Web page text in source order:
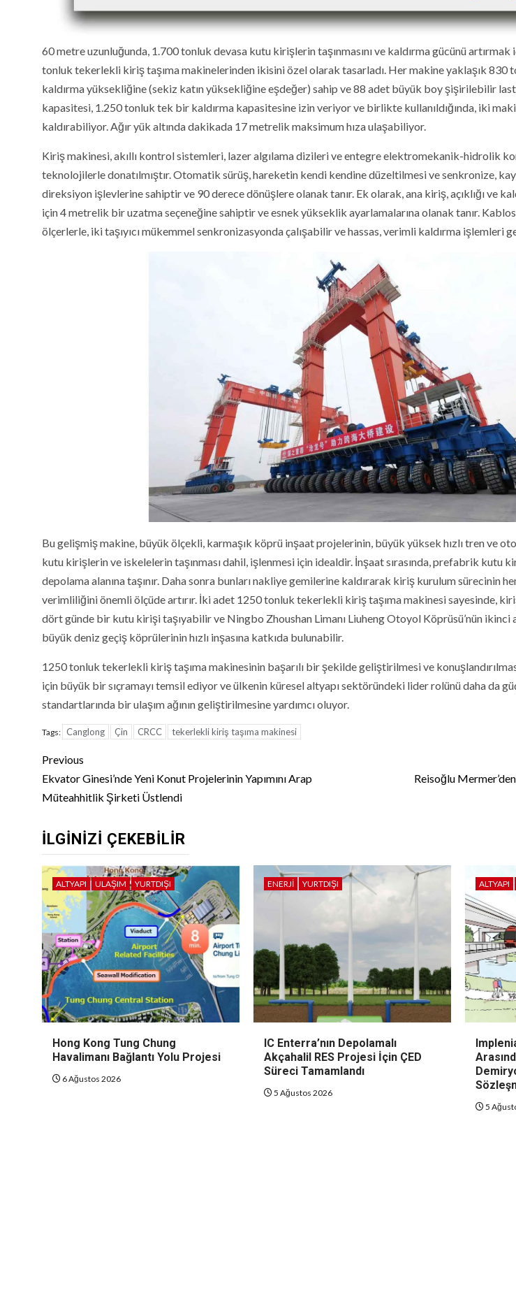
60 metre uzunluğunda, 1.700 tonluk devasa kutu kirişlerin taşınmasını ve kaldırma gücünü artırmak
tonluk tekerlekli kiriş taşıma makinelerinden ikisini özel olarak tasarladı. Her makine yaklaşık 830
kaldırma yüksekliğine (sekiz katın yüksekliğine eşdeğer) sahip ve 88 adet büyük boy şişirilebilir
kapasitesi, 1.250 tonluk tek bir kaldırma kapasitesine izin veriyor ve birlikte kullanıldığında, iki
kaldırabiliyor. Ağır yük altında dakikada 17 metrelik maksimum hıza ulaşabiliyor.
Kiriş makinesi, akıllı kontrol sistemleri, lazer algılama dizileri ve entegre elektromekanik-hidrolik
teknolojilerle donatılmıştır. Otomatik sürüş, hareketin kendi kendine düzeltilmesi ve senkronize,
direksiyon işlevlerine sahiptir ve 90 derece dönüşlere olanak tanır. Ek olarak, ana kiriş, açıklığı ve
için 4 metrelik bir uzatma seçeneğine sahiptir ve esnek yükseklik ayarlamalarına olanak tanır.
ölçerlerle, iki taşıyıcı mükemmel senkronizasyonda çalışabilir ve hassas, verimli kaldırma işlemleri
Bu gelişmiş makine, büyük ölçekli, karmaşık köprü inşaat projelerinin, büyük yüksek hızlı tren ve
kutu kirişlerin ve iskelelerin taşınması dahil, işlenmesi için idealdir. İnşaat sırasında, prefabrik kutu
depolama alanına taşınır. Daha sonra bunları nakliye gemilerine kaldırarak kiriş kurulum sürecinin
verimliliğini önemli ölçüde artırır. İki adet 1250 tonluk tekerlekli kiriş taşıma makinesi sayesinde,
dört günde bir kutu kirişi taşıyabilir ve Ningbo Zhoushan Limanı Liuheng Otoyol Köprüsü’nün ikinci
büyük deniz geçiş köprülerinin hızlı inşasına katkıda bulunabilir.
1250 tonluk tekerlekli kiriş taşıma makinesinin başarılı bir şekilde geliştirilmesi ve
için büyük bir sıçramayı temsil ediyor ve ülkenin küresel altyapı sektöründeki lider rolünü daha da
standartlarında bir ulaşım ağının geliştirilmesine yardımcı oluyor.
Tags: Canglong Çin CRCC tekerlekli kiriş taşıma makinesi
Continue
Reading
Previous
Ekvator Ginesi’nde Yeni Konut Projelerinin Yapımını Arap
Müteahhitlik Şirketi Üstlendi
Reisoğlu
İLGINIZI ÇEKEBILIR
ALTYAPI ULAŞIM YURTDIŞI
Hong Kong Tung Chung
Havalimanı Bağlantı Yolu Projesi
6 Ağustos 2026
ENERJI YURTDIŞI
IC Enterra’nın Depolamalı
Akçahalil RES Projesi İçin ÇED
Süreci Tamamlandı
5 Ağustos 2026
ALTYAPI
5